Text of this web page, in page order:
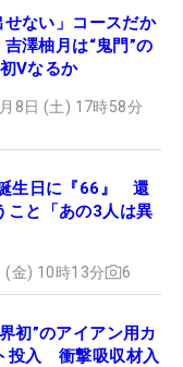
せない」コースだか
澤柚月は“鬼門”の
Vなるか
8日 (土) 17時58分
生日に『66』 還
こと「あの3人は異
(金) 10時13分 6
初”のアイアン用カ
投入 衝撃吸収材入